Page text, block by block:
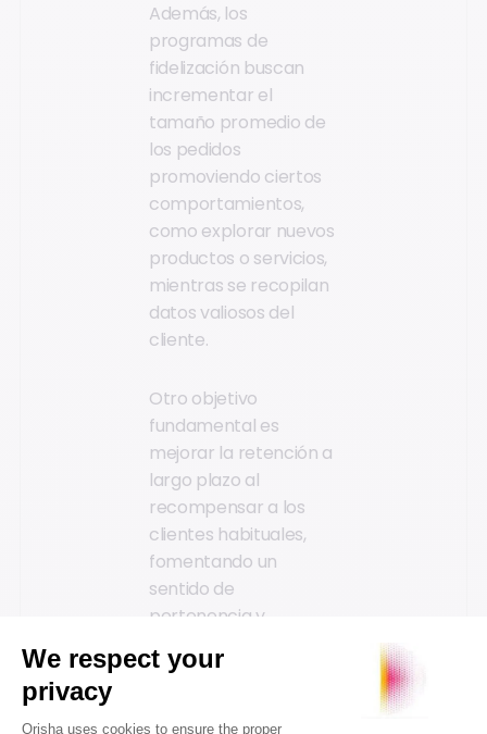
Además, los
programas de
fidelización buscan
incrementar el
tamaño promedio de
los pedidos
promoviendo ciertos
comportamientos,
como explorar nuevos
productos o servicios,
mientras se recopilan
datos valiosos del
cliente.
Otro objetivo
fundamental es
mejorar la retención a
largo plazo al
recompensar a los
clientes habituales,
fomentando un
sentido de
pertenencia y
alentando la fidelidad
ofrecer incentivos de